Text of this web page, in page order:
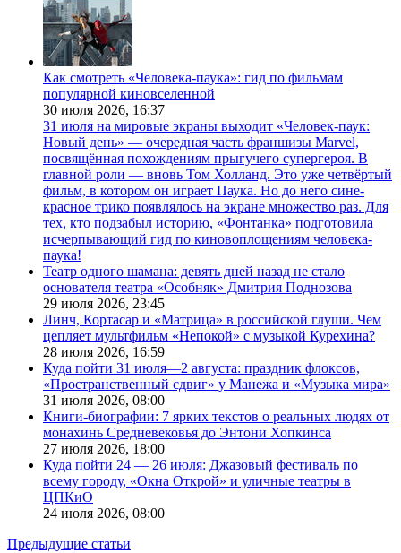
Как смотреть «Человека-паука»: гид по фильмам
популярной киновселенной
30 июля 2026, 16:37
31 июля на мировые экраны выходит «Человек-паук:
Новый день» — очередная часть франшизы Marvel,
посвящённая похождениям прыгучего супергероя. В
главной роли — вновь Том Холланд. Это уже четвёртый
фильм, в котором он играет Паука. Но до него сине-
красное трико появлялось на экране множество раз. Для
тех, кто подзабыл историю, «Фонтанка» подготовила
исчерпывающий гид по киновоплощениям человека-
паука!
Театр одного шамана: девять дней назад не стало
основателя театра «Особняк» Дмитрия Поднозова
29 июля 2026, 23:45
Линч, Кортасар и «Матрица» в российской глуши. Чем
цепляет мультфильм «Непокой» с музыкой Курехина?
28 июля 2026, 16:59
Куда пойти 31 июля—2 августа: праздник флоксов,
«Пространственный сдвиг» у Манежа и «Музыка мира»
31 июля 2026, 08:00
Книги-биографии: 7 ярких текстов о реальных людях от
монахинь Средневековья до Энтони Хопкинса
27 июля 2026, 18:00
Куда пойти 24 — 26 июля: Джазовый фестиваль по
всему городу, «Окна Открой» и уличные театры в
ЦПКиО
24 июля 2026, 08:00
Предыдущие статьи